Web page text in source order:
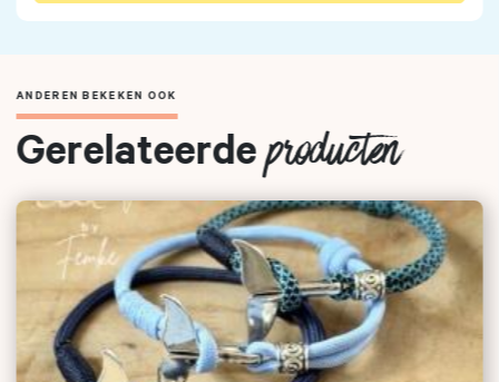
ANDEREN BEKEKEN OOK
Gerelateerdeproducten